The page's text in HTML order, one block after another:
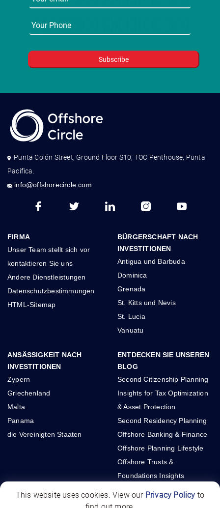
This website uses cookies. View our Privacy Policy to
Punta Colón Street, Ground Floor S10, TOC Penthouse, Punta
Pacífica.
info@offshorecircle.com
FIRMA
Unser Team stellt sich vor
kontaktieren Sie uns
Andere Dienstleistungen
Datenschutzbestimmungen
HTML-Sitemap
BÜRGERSCHAFT NACH
INVESTITIONEN
Antigua und Barbuda
Dominica
Grenada
St. Kitts und Nevis
St. Lucia
Vanuatu
ANSÄSSIGKEIT NACH
INVESTITIONEN
Zypern
Griechenland
Malta
Panama
die Vereinigten Staaten
ENTDECKEN SIE UNSEREN
BLOG
Second Citizenship Planning
Insights for Tax Optimization
& Asset Protection
Second Residency Planning
Offshore Banking & Finance
Offshore Planning Lifestyle
Offshore Trusts &
Foundations Insights
International Real Estate
Investments